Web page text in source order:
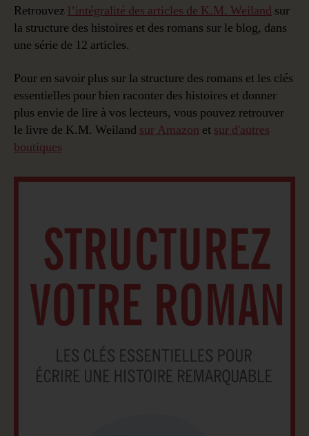
Retrouvez l’intégralité des articles de K.M. Weiland sur
la structure des histoires et des romans sur le blog, dans
une série de 12 articles.
Pour en savoir plus sur la structure des romans et les clés
essentielles pour bien raconter des histoires et donner
plus envie de lire à vos lecteurs, vous pouvez retrouver
le livre de K.M. Weiland sur Amazon et sur d'autres
boutiques